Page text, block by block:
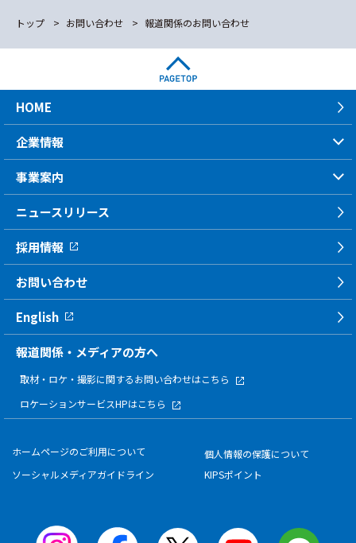
トップ お問い合わせ 報道関係のお問い合わせ
HOME
企業情報
事業案内
ニュースリリース
採用情報
お問い合わせ
English
報道関係・メディアの方へ
取材・ロケ・撮影に関するお問い合わせはこちら
ロケーションサービスHPはこちら
ホームページのご利用について
個人情報の保護について
ソーシャルメディアガイドライン
KIPSポイント